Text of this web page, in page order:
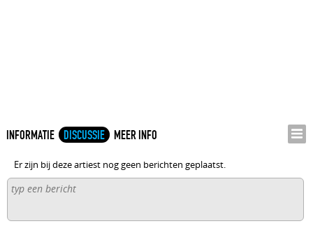
INFORMATIE DISCUSSIE MEER INFO
Er zijn bij deze artiest nog geen berichten geplaatst.